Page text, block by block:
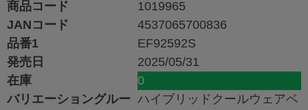
商品コード
1019965
JANコード
4537065700836
品番1
EF92592S
発売日
2025/05/31
在庫
0
バリエーショングルー ハイブリッドクールウェアベ